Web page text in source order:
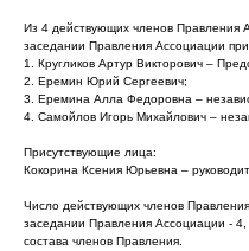
Из 4 действующих членов Правления
заседании Правления Ассоциации
1. Кругликов Артур Викторович –
2. Еремин Юрий Сергеевич;
3. Еремина Алла Федоровна –
4. Самойлов Игорь Михайлович –
Присутствующие лица:
Кокорина Ксения Юрьевна –
Число действующих членов
заседании Правления Ассоциации - 4,
состава членов Правления.